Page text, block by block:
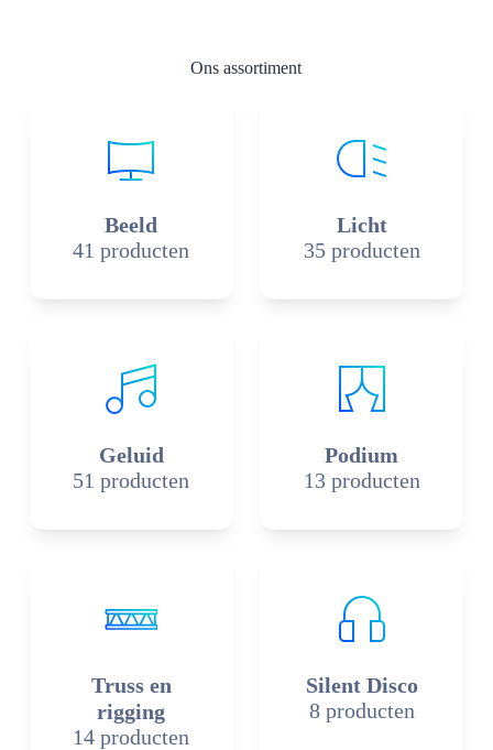
Ons assortiment
Beeld
41 producten
Licht
35 producten
Geluid
51 producten
Podium
13 producten
Truss en
rigging
14 producten
Silent Disco
8 producten